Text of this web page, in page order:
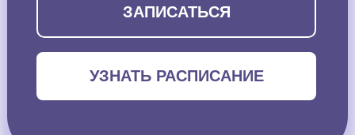
УЗНАТЬ РАСПИСАНИЕ
ЗАПИСАТЬСЯ